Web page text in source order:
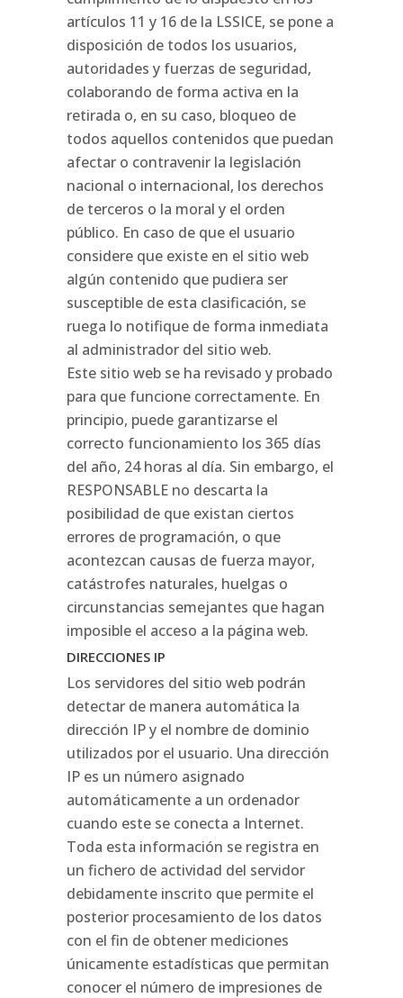
artículos 11 y 16 de la LSSICE, se pone a
disposición de todos los usuarios,
autoridades y fuerzas de seguridad,
colaborando de forma activa en la
retirada o, en su caso, bloqueo de
todos aquellos contenidos que puedan
afectar o contravenir la legislación
nacional o internacional, los derechos
de terceros o la moral y el orden
público. En caso de que el usuario
considere que existe en el sitio web
algún contenido que pudiera ser
susceptible de esta clasificación, se
ruega lo notifique de forma inmediata
al administrador del sitio web.
Este sitio web se ha revisado y probado
para que funcione correctamente. En
principio, puede garantizarse el
correcto funcionamiento los 365 días
del año, 24 horas al día. Sin embargo, el
RESPONSABLE no descarta la
posibilidad de que existan ciertos
errores de programación, o que
acontezcan causas de fuerza mayor,
catástrofes naturales, huelgas o
circunstancias semejantes que hagan
imposible el acceso a la página web.
DIRECCIONES IP
Los servidores del sitio web podrán
detectar de manera automática la
dirección IP y el nombre de dominio
utilizados por el usuario. Una dirección
IP es un número asignado
automáticamente a un ordenador
cuando este se conecta a Internet.
Toda esta información se registra en
un fichero de actividad del servidor
debidamente inscrito que permite el
posterior procesamiento de los datos
con el fin de obtener mediciones
únicamente estadísticas que permitan
conocer el número de impresiones de